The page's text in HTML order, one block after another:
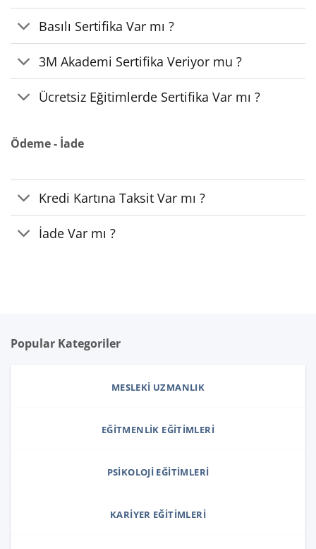
Basılı Sertifika Var mı ?
3M Akademi Sertifika Veriyor mu ?
Ücretsiz Eğitimlerde Sertifika Var mı ?
Ödeme - İade
Kredi Kartına Taksit Var mı ?
İade Var mı ?
Popular Kategoriler
MESLEKI UZMANLIK
EĞITMENLIK EĞITIMLERI
PSIKOLOJI EĞITIMLERI
KARIYER EĞITIMLERI